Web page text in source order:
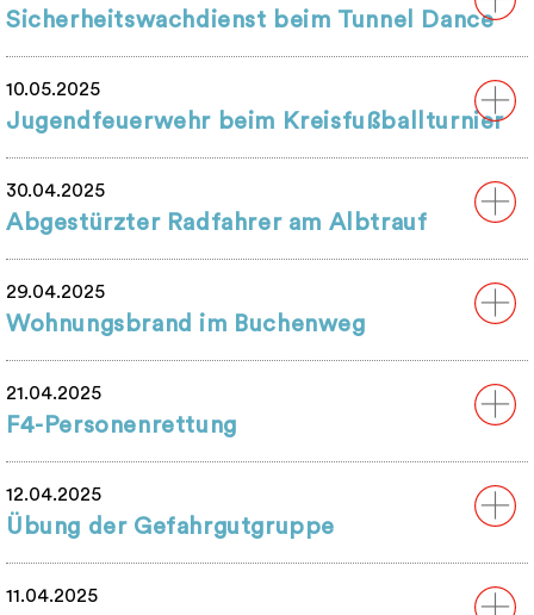
Sicherheitswachdienst beim Tunnel Dance
10.05.2025
Jugendfeuerwehr beim Kreisfußballturnier
30.04.2025
Abgestürzter Radfahrer am Albtrauf
29.04.2025
Wohnungsbrand im Buchenweg
21.04.2025
F4-Personenrettung
12.04.2025
Übung der Gefahrgutgruppe
11.04.2025